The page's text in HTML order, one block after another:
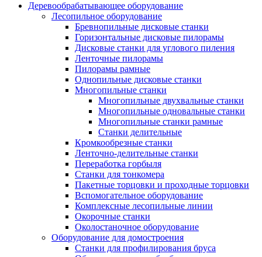
Деревообрабатывающее оборудование
Лесопильное оборудование
Бревнопильные дисковые станки
Горизонтальные дисковые пилорамы
Дисковые станки для углового пиления
Ленточные пилорамы
Пилорамы рамные
Однопильные дисковые станки
Многопильные станки
Многопильные двухвальные станки
Многопильные одновальные станки
Многопильные станки рамные
Станки делительные
Кромкообрезные станки
Ленточно-делительные станки
Переработка горбыля
Станки для тонкомера
Пакетные торцовки и проходные торцовки
Вспомогательное оборудование
Комплексные лесопильные линии
Окорочные станки
Околостаночное оборудование
Оборудование для домостроения
Станки для профилирования бруса